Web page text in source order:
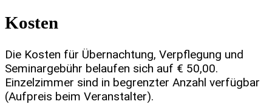
Kosten
Die Kosten für Übernachtung, Verpflegung und
Seminargebühr belaufen sich auf € 50,00.
Einzelzimmer sind in begrenzter Anzahl verfügbar
(Aufpreis beim Veranstalter).